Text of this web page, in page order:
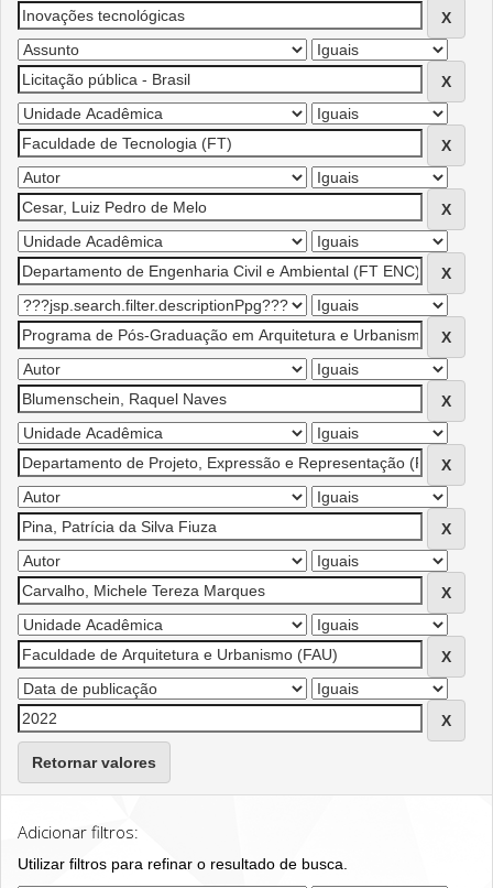
Retornar valores
Adicionar filtros:
Utilizar filtros para refinar o resultado de busca.